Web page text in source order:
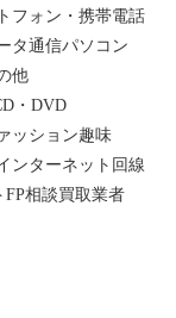
フォン・携帯電話
タ通信パソコン
他
・DVD
ッション趣味
ンターネット回線
FP相談買取業者